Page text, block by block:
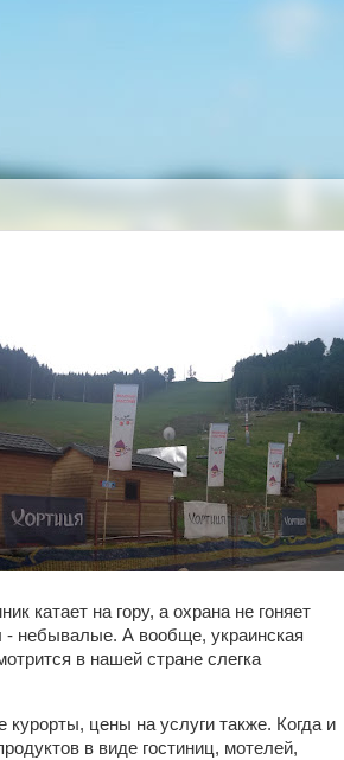
катает на гору, а охрана не гоняет
- небывалые. А вообще, украинская
в нашей стране слегка
цены на услуги также. Когда и
в виде гостиниц, мотелей,